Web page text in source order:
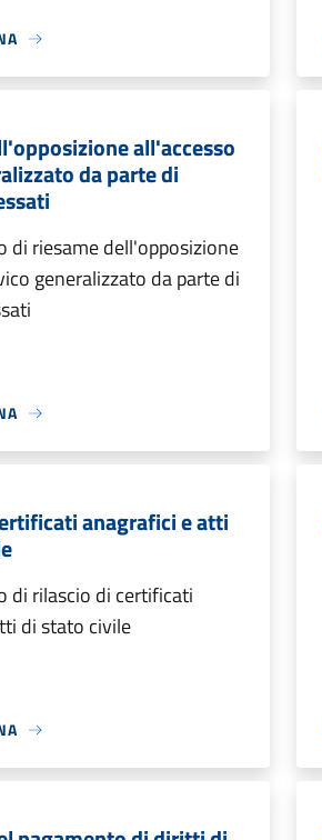
all'accesso
da parte di
di riesame dell'opposizione
generalizzato da parte di
anagrafici e atti
di rilascio di certificati
di stato civile